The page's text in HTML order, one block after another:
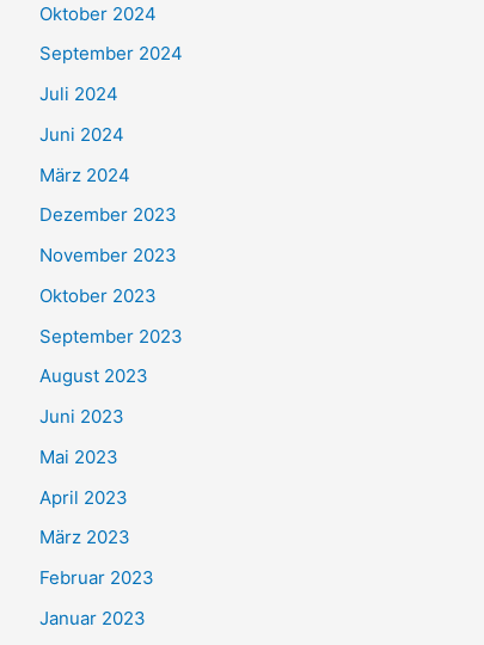
Oktober 2024
September 2024
Juli 2024
Juni 2024
März 2024
Dezember 2023
November 2023
Oktober 2023
September 2023
August 2023
Juni 2023
Mai 2023
April 2023
März 2023
Februar 2023
Januar 2023